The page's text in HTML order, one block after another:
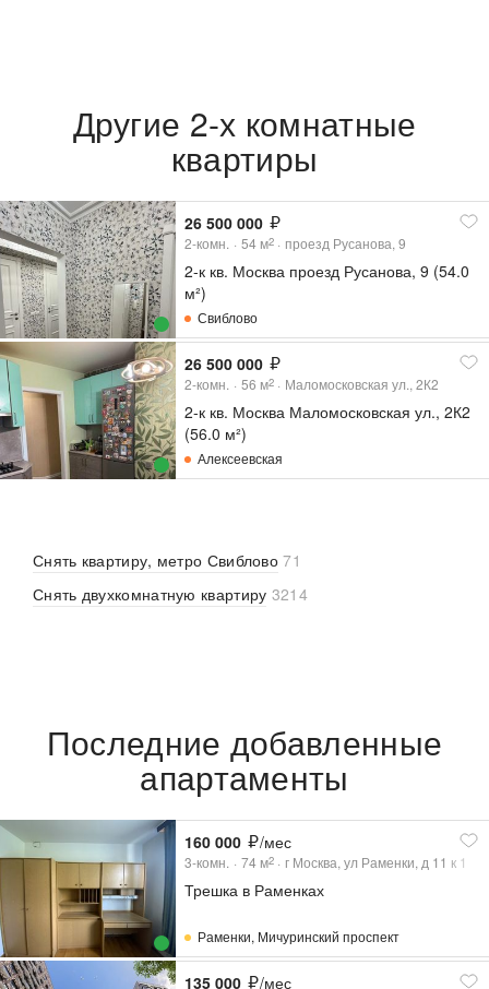
Другие 2-х комнатные
квартиры
26 500 000
2-комн. 54 м2 проезд Русанова, 9
2-к кв. Москва проезд Русанова, 9 (54.0
м²)
Свиблово
26 500 000
2-комн. 56 м2 Маломосковская ул., 2К2
2-к кв. Москва Маломосковская ул., 2К2
(56.0 м²)
Алексеевская
Снять квартиру, метро Свиблово 71
Снять двухкомнатную квартиру 3214
Последние добавленные
апартаменты
160 000 /мес
3-комн. 74 м2 г Москва, ул Раменки, д 11 к 1
Трешка в Раменках
Раменки, Мичуринский проспект
135 000 /мес